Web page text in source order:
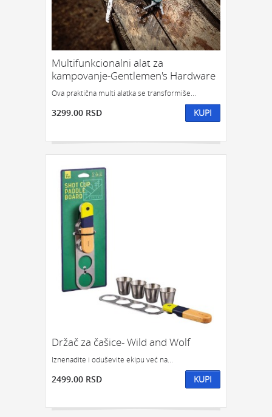
Multifunkcionalni alat za
kampovanje-Gentlemen's Hardware
Ova praktična multi alatka se transformiše...
3299.00 RSD KUPI
Držač za čašice- Wild and Wolf
Iznenadite i oduševite ekipu već na...
2499.00 RSD KUPI